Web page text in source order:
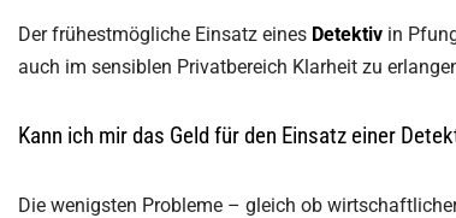
Der frühestmögliche Einsatz eines Detektiv in
auch im sensiblen Privatbereich Klarheit zu
Kann ich mir das Geld für den Einsatz einer
Die wenigsten Probleme – gleich ob